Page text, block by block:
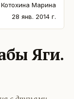
Котохина Марина
28 янв. 2014 г.
Яги.